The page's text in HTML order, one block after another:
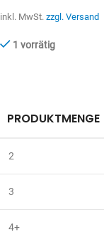
inkl. MwSt. zzgl. Versand
1 vorrätig
PRODUKTMENGE
2
3
4+